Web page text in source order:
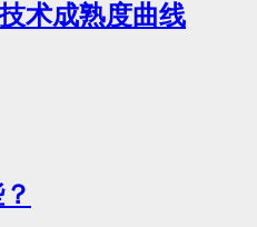
术成熟度曲线